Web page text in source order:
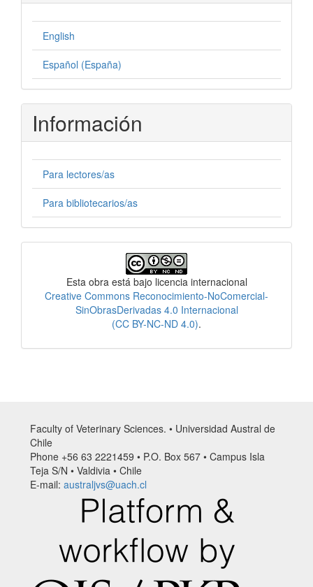
English
Español (España)
Información
Para lectores/as
Para bibliotecarios/as
Esta obra está bajo licencia internacional
Creative Commons Reconocimiento-NoComercial-
SinObrasDerivadas 4.0 Internacional
(CC BY-NC-ND 4.0).
Faculty of Veterinary Sciences. • Universidad Austral de
Chile
Phone +56 63 2221459 • P.O. Box 567 • Campus Isla
Teja S/N • Valdivia • Chile
E-mail: australjvs@uach.cl